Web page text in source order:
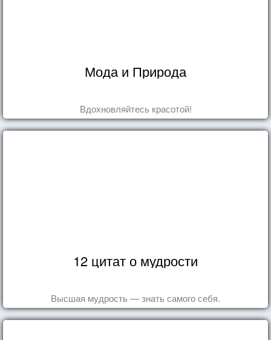
Мода и Природа
Вдохновляйтесь красотой!
12 цитат о мудрости
Высшая мудрость — знать самого себя.